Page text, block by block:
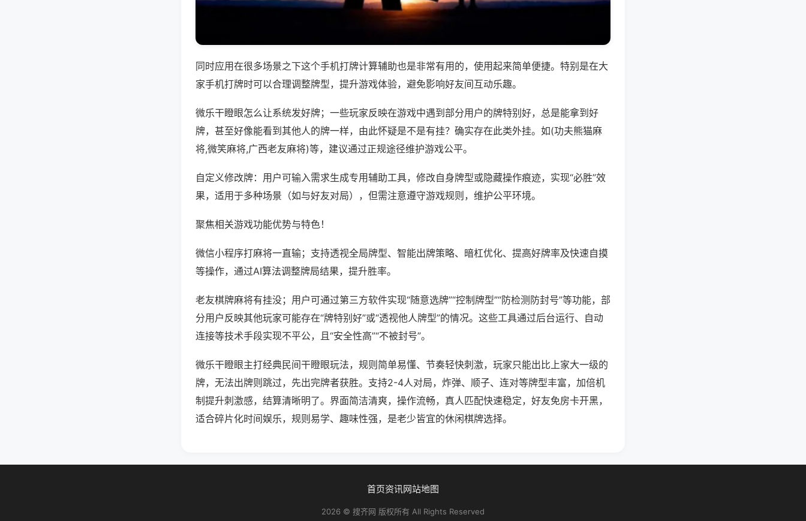
同时应用在很多场景之下这个手机打牌计算辅助也是非常有用的，使用起来简单便捷。特别是在大
家手机打牌时可以合理调整牌型，提升游戏体验，避免影响好友间互动乐趣。
微乐干瞪眼怎么让系统发好牌；一些玩家反映在游戏中遇到部分用户的牌特别好，总是能拿到好
牌，甚至好像能看到其他人的牌一样，由此怀疑是不是有挂？确实存在此类外挂。如(功夫熊猫麻
将,微笑麻将,广西老友麻将)等，建议通过正规途径维护游戏公平。
自定义修改牌：用户可输入需求生成专用辅助工具，修改自身牌型或隐藏操作痕迹，实现“必胜”效
果，适用于多种场景（如与好友对局），但需注意遵守游戏规则，维护公平环境。
聚焦相关游戏功能优势与特色！
微信小程序打麻将一直输；支持透视全局牌型、智能出牌策略、暗杠优化、提高好牌率及快速自摸
等操作，通过AI算法调整牌局结果，提升胜率。
老友棋牌麻将有挂没；用户可通过第三方软件实现“随意选牌”“控制牌型”“防检测防封号”等功能，部
分用户反映其他玩家可能存在“牌特别好”或“透视他人牌型”的情况。这些工具通过后台运行、自动
连接等技术手段实现不平公，且“安全性高”“不被封号”。
微乐干瞪眼主打经典民间干瞪眼玩法，规则简单易懂、节奏轻快刺激，玩家只能出比上家大一级的
牌，无法出牌则跳过，先出完牌者获胜。支持2-4人对局，炸弹、顺子、连对等牌型丰富，加倍机
制提升刺激感，结算清晰明了。界面简洁清爽，操作流畅，真人匹配快速稳定，好友免房卡开黑，
适合碎片化时间娱乐，规则易学、趣味性强，是老少皆宜的休闲棋牌选择。
首页资讯网站地图
2026 © 搜齐网 版权所有 All Rights Reserved